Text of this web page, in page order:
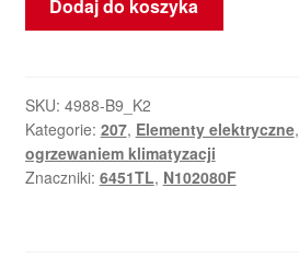
Sterowanie
Klimatyzacją
Peugeot
207
N102080F
Dodaj do koszyka
SKU: 4988-B9_K2
Kategorie: 207, Elementy elektryczne,
ogrzewaniem klimatyzacji
Znaczniki: 6451TL, N102080F